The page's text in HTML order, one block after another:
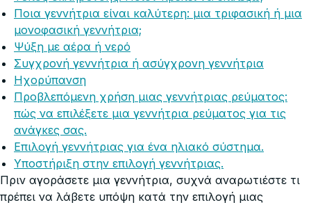
Ποια γεννήτρια είναι καλύτερη: μια τριφασική ή μια
μονοφασική γεννήτρια;
Ψύξη με αέρα ή νερό
Συγχρονή γεννήτρια ή ασύγχρονη γεννήτρια
Ηχορύπανση
Προβλεπόμενη χρήση μιας γεννήτριας ρεύματος:
πώς να επιλέξετε μια γεννήτρια ρεύματος για τις
ανάγκες σας.
Επιλογή γεννήτριας για ένα ηλιακό σύστημα.
Υποστήριξη στην επιλογή γεννήτριας.
Πριν αγοράσετε μια γεννήτρια, συχνά αναρωτιέστε τι
πρέπει να λάβετε υπόψη κατά την επιλογή μιας